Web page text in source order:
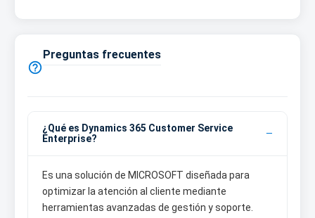

Preguntas frecuentes
¿Qué es Dynamics 365 Customer Service
Enterprise?
Es una solución de MICROSOFT diseñada para
optimizar la atención al cliente mediante
herramientas avanzadas de gestión y soporte.